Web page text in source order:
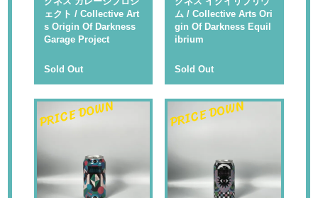
ェクト / Collective Art
s Origin Of Darkness
Garage Project
Sold Out
ム / Collective Arts Ori
gin Of Darkness Equil
ibrium
Sold Out
PRICE DOWN PRICE DOWN